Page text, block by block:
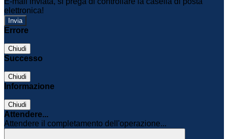
elettronica!
Errore
Chiudi
Successo
Chiudi
Informazione
Chiudi
Attendere...
Attendere il completamento dell'operazione...